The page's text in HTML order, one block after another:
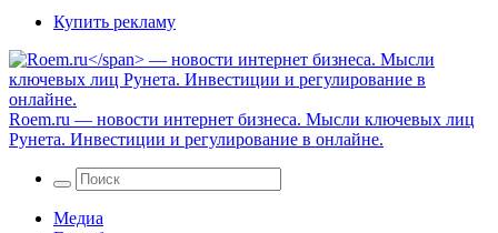
Купить рекламу
Roem.ru — новости интернет бизнеса. Мысли ключевых лиц
Рунета. Инвестиции и регулирование в онлайне.
Медиа